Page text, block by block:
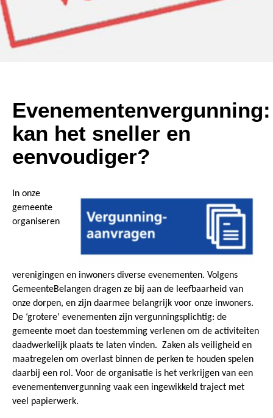
Evenementenvergunning:
kan het sneller en
eenvoudiger?
In onze
gemeente
organiseren
verenigingen en inwoners diverse evenementen. Volgens
GemeenteBelangen dragen ze bij aan de leefbaarheid van
onze dorpen, en zijn daarmee belangrijk voor onze inwoners.
De ‘grotere’ evenementen zijn vergunningsplichtig: de
gemeente moet dan toestemming verlenen om de activiteiten
daadwerkelijk plaats te laten vinden. Zaken als veiligheid en
maatregelen om overlast binnen de perken te houden spelen
daarbij een rol. Voor de organisatie is het verkrijgen van een
evenementenvergunning vaak een ingewikkeld traject met
veel papierwerk.